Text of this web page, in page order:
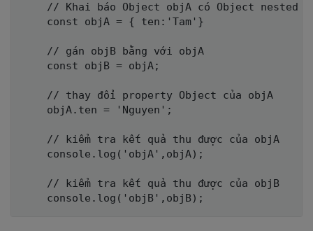
// Khai báo Object objA có Object nested
    const objA = { ten:'Tam'}
    // gán objB bằng với objA
    const objB = objA;
    // thay đổi property Object của objA
    objA.ten = 'Nguyen';
    // kiểm tra kết quả thu được của objA
    console.log('objA',objA);
    // kiểm tra kết quả thu được của objB